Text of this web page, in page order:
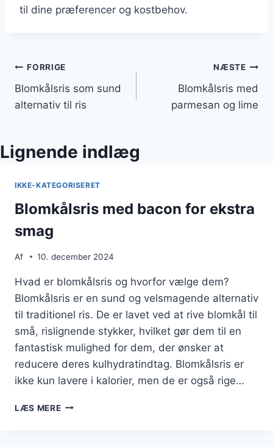
til dine præferencer og kostbehov.
Indlægsnavigation
FORRIGE
Blomkålsris som sund
alternativ til ris
NÆSTE
Blomkålsris med
parmesan og lime
Lignende indlæg
IKKE-KATEGORISERET
Blomkålsris med bacon for ekstra
smag
Af 10. december 2024
Hvad er blomkålsris og hvorfor vælge dem?
Blomkålsris er en sund og velsmagende alternativ
til traditionel ris. De er lavet ved at rive blomkål til
små, rislignende stykker, hvilket gør dem til en
fantastisk mulighed for dem, der ønsker at
reducere deres kulhydratindtag. Blomkålsris er
ikke kun lavere i kalorier, men de er også rige…
LÆS MEREBLOMKÅLSRIS